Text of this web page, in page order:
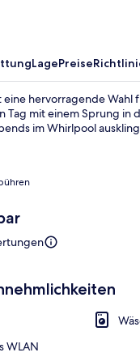
LagePreise
eine hervorragende Wahl
Tag mit einem Sprung in
im Whirlpool
WLAN